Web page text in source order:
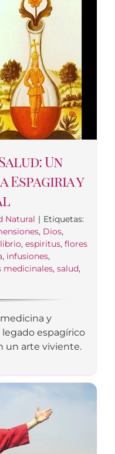
Un
Espagiria y
Natural | Etiquetas:
, Dios,
, espiritus, flores
, infusiones,
medicinales, salud,
y
espagírico
un arte viviente.